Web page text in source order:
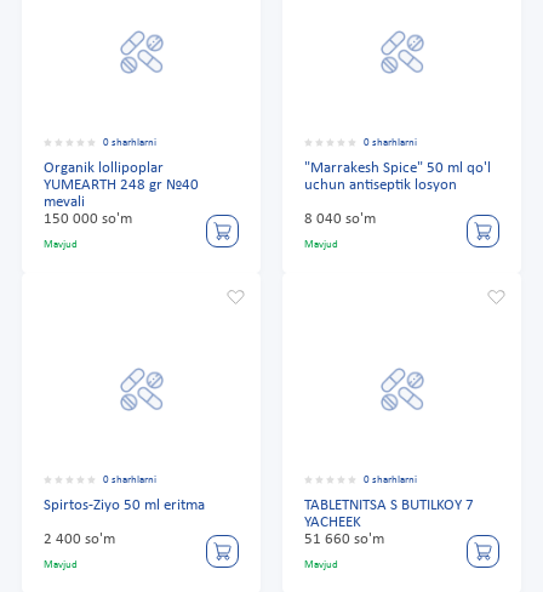
0 sharhlarni
Organik lollipoplar
YUMEARTH 248 gr №40
mevali
150 000 so'm
Mavjud
0 sharhlarni
"Marrakesh Spice" 50 ml qo'l
uchun antiseptik losyon
8 040 so'm
Mavjud
0 sharhlarni
Spirtos-Ziyo 50 ml eritma
2 400 so'm
Mavjud
0 sharhlarni
TABLETNITSA S BUTILKOY 7
YACHEEK
51 660 so'm
Mavjud